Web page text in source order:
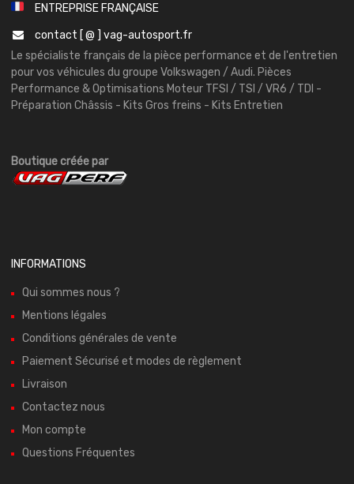
ENTREPRISE FRANÇAISE
contact [ @ ] vag-autosport.fr
Le spécialiste français de la pièce performance et de l'entretien
pour vos véhicules du groupe Volkswagen / Audi. Pièces
Performance & Optimisations Moteur TFSI / TSI / VR6 / TDI -
Préparation Châssis - Kits Gros freins - Kits Entretien
Boutique créée par
INFORMATIONS
Qui sommes nous ?
Mentions légales
Conditions générales de vente
Paiement Sécurisé et modes de règlement
Livraison
Contactez nous
Mon compte
Questions Fréquentes